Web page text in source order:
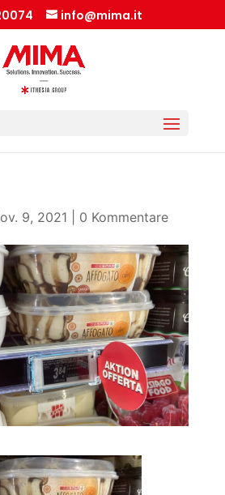
info@mima.it
9, 2021 0 Kommentare